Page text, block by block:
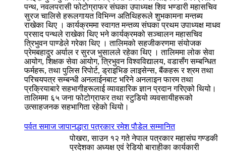
पन्थ, नवलपरासी फोटोग्राफर संघका उपाध्यक्ष शिव भण्डारी महासचिव
सुरज चालिसे हरूलगायत विभिन्न अतिथिहरूले शुभकामना मन्तब्य
राखेका थिए । कार्यक्रममा स्वागत मन्तव्य संघका प्रथम उपाध्यक्ष माधव
प्रसाद पन्थले राखेका थिए भने कार्यक्रमको सञ्चालन महासचिव
त्रिभुवन पाण्डेले गरेका थिए । तालिमको सहजीकरणमा संयोजक
प्रेमबहादुर अर्याल र सुरज भुसालले रहेका थिए । तालिममा लोक सेवा
आयोग, शिक्षक सेवा आयोग, त्रिभुवन विश्वविद्यालय, वडासँग सम्बन्धित
फर्महरू, तथा पुलिस रिपोर्ट, ड्राइभिङ लाइसेन्स, बैंकहरू र श्रम तथा
परिचयपत्र सम्बन्धी अनलाईनबाट भरिने अनलाइन फारम तथा
प्रक्रियाबारे सहभागीहरूलाई व्यावहारिक ज्ञान प्रदान गरिएको थियो।
तालिममा ६५ जना फोटोग्राफर तथा स्टुडियो व्यवसायीहरूको
उत्साहजनक सहभागिता रहेको थियो।
पर्वत समाज जापानद्धारा पत्रकार रमेश पौडेल सम्मानित
पोखरा, साउन १२ गते नेपाल पत्रकार महासंघ गण्डकी
प्रदेशका अध्यक्ष एवं रेडियो बाराहीका कार्यकारी